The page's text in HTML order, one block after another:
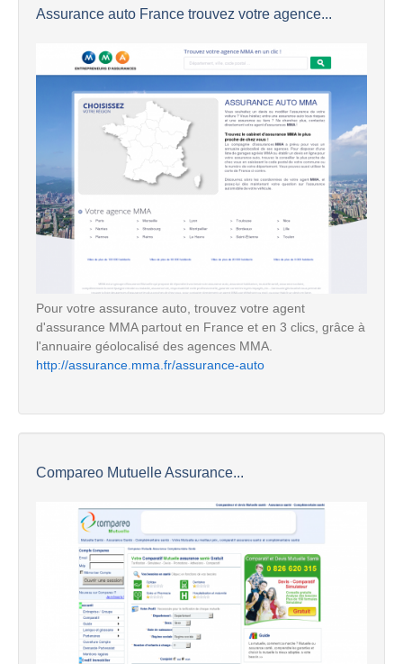
Assurance auto France trouvez votre agence...
Pour votre assurance auto, trouvez votre agent
d'assurance MMA partout en France et en 3 clics, grâce à
l'annuaire géolocalisé des agences MMA.
http://assurance.mma.fr/assurance-auto
Compareo Mutuelle Assurance...